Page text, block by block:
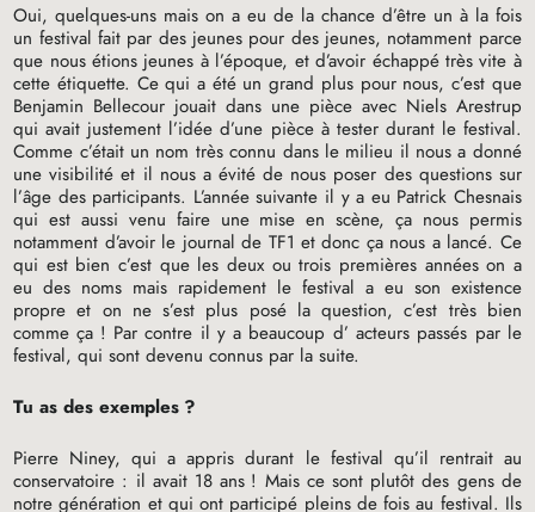
Oui, quelques-uns mais on a eu de la chance d’être un à la fois
un festival fait par des jeunes pour des jeunes, notamment parce
que nous étions jeunes à l’époque, et d’avoir échappé très vite à
cette étiquette. Ce qui a été un grand plus pour nous, c’est que
Benjamin Bellecour jouait dans une pièce avec Niels Arestrup
qui avait justement l’idée d’une pièce à tester durant le festival.
Comme c’était un nom très connu dans le milieu il nous a donné
une visibilité et il nous a évité de nous poser des questions sur
l’âge des participants. L’année suivante il y a eu Patrick Chesnais
qui est aussi venu faire une mise en scène, ça nous permis
notamment d’avoir le journal de TF1 et donc ça nous a lancé. Ce
qui est bien c’est que les deux ou trois premières années on a
eu des noms mais rapidement le festival a eu son existence
propre et on ne s’est plus posé la question, c’est très bien
comme ça ! Par contre il y a beaucoup d’ acteurs passés par le
festival, qui sont devenu connus par la suite.
Tu as des exemples ?
Pierre Niney, qui a appris durant le festival qu’il rentrait au
conservatoire : il avait 18 ans ! Mais ce sont plutôt des gens de
notre génération et qui ont participé pleins de fois au festival. Ils